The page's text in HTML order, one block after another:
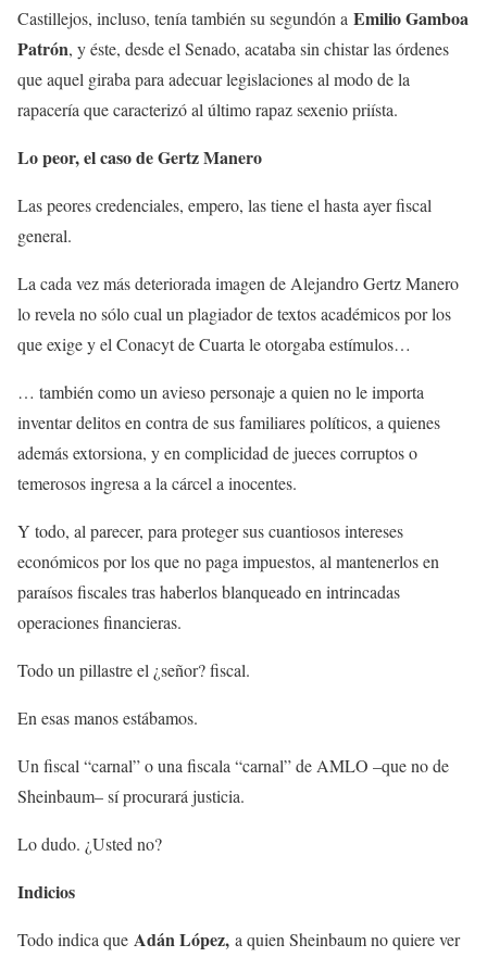
Castillejos, incluso, tenía también su segundón a Emilio Gamboa
Patrón, y éste, desde el Senado, acataba sin chistar las órdenes
que aquel giraba para adecuar legislaciones al modo de la
rapacería que caracterizó al último rapaz sexenio priísta.
Lo peor, el caso de Gertz Manero
Las peores credenciales, empero, las tiene el hasta ayer fiscal
general.
La cada vez más deteriorada imagen de Alejandro Gertz Manero
lo revela no sólo cual un plagiador de textos académicos por los
que exige y el Conacyt de Cuarta le otorgaba estímulos…
… también como un avieso personaje a quien no le importa
inventar delitos en contra de sus familiares políticos, a quienes
además extorsiona, y en complicidad de jueces corruptos o
temerosos ingresa a la cárcel a inocentes.
Y todo, al parecer, para proteger sus cuantiosos intereses
económicos por los que no paga impuestos, al mantenerlos en
paraísos fiscales tras haberlos blanqueado en intrincadas
operaciones financieras.
Todo un pillastre el ¿señor? fiscal.
En esas manos estábamos.
Un fiscal “carnal” o una fiscala “carnal” de AMLO –que no de
Sheinbaum– sí procurará justicia.
Lo dudo. ¿Usted no?
Indicios
Todo indica que Adán López, a quien Sheinbaum no quiere ver